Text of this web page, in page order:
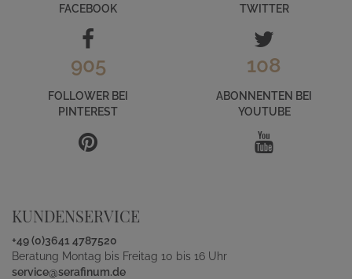
FACEBOOK
TWITTER
905
FOLLOWER BEI
PINTEREST
108
ABONNENTEN BEI
YOUTUBE
KUNDENSERVICE
+49 (0)3641 4787520
Beratung Montag bis Freitag 10 bis 16 Uhr
service@serafinum.de